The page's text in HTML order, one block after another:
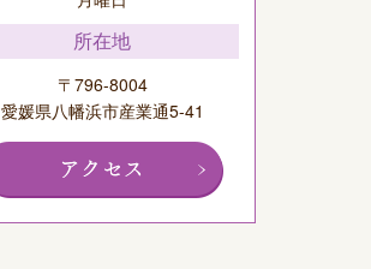
所在地
〒796-8004
愛媛県八幡浜市産業通5-41